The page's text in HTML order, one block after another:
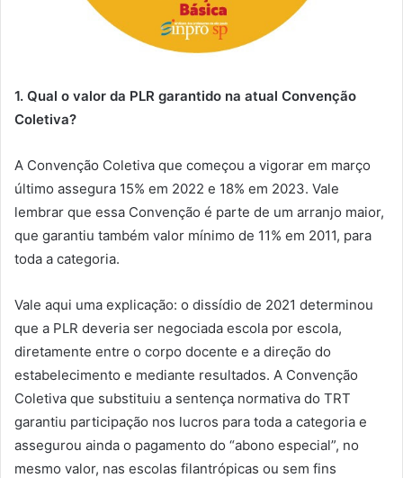
1. Qual o valor da PLR garantido na atual Convenção
Coletiva?
A Convenção Coletiva que começou a vigorar em março
último assegura 15% em 2022 e 18% em 2023. Vale
lembrar que essa Convenção é parte de um arranjo maior,
que garantiu também valor mínimo de 11% em 2011, para
toda a categoria.
Vale aqui uma explicação: o dissídio de 2021 determinou
que a PLR deveria ser negociada escola por escola,
diretamente entre o corpo docente e a direção do
estabelecimento e mediante resultados. A Convenção
Coletiva que substituiu a sentença normativa do TRT
garantiu participação nos lucros para toda a categoria e
assegurou ainda o pagamento do “abono especial”, no
mesmo valor, nas escolas filantrópicas ou sem fins